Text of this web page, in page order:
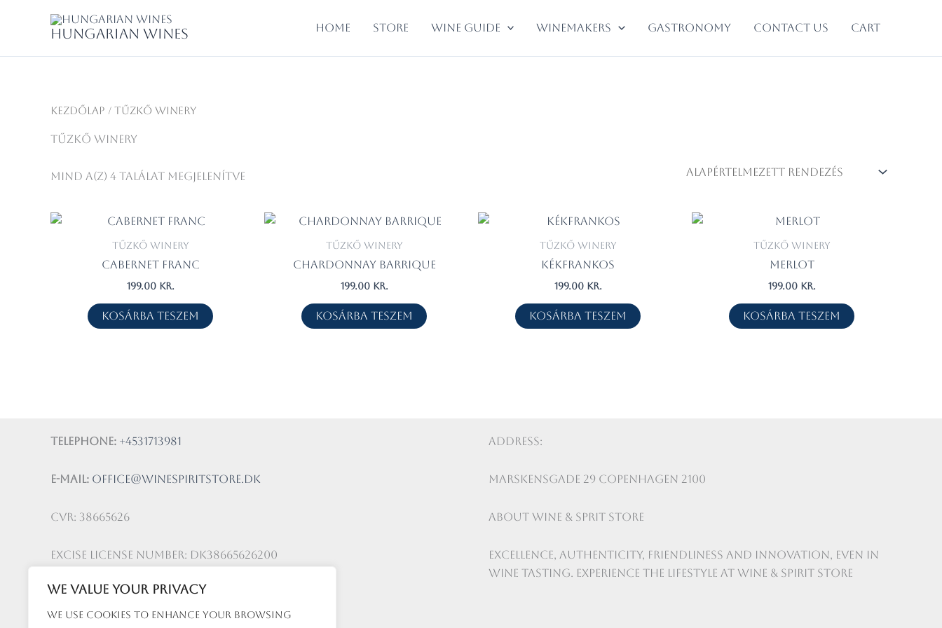
We value your privacy
We use cookies to enhance your browsing
Hungarian wines Home Store WINE GUIDE WINEMAKERS Gastronomy Contact Us cart
Kezdőlap / Tűzkő Winery
Tűzkő Winery
Mind a(z) 4 találat megjelenítve
Tűzkő Winery
Cabernet Franc
199.00 kr.
Kosárba teszem
Tűzkő Winery
Chardonnay Barrique
199.00 kr.
Kosárba teszem
Tűzkő Winery
Kékfrankos
199.00 kr.
Kosárba teszem
Tűzkő Winery
Merlot
199.00 kr.
Kosárba teszem
Telephone: +4531713981
E-mail: office@winespiritstore.dk
CVR: 38665626
Excise license number: DK38665626200
Privacy Policy
Address:
Marskensgade 29 Copenhagen 2100
About Wine & Sprit Store
Excellence, authenticity, friendliness and innovation, even in
wine tasting. Experience the lifestyle at Wine & Spirit Store